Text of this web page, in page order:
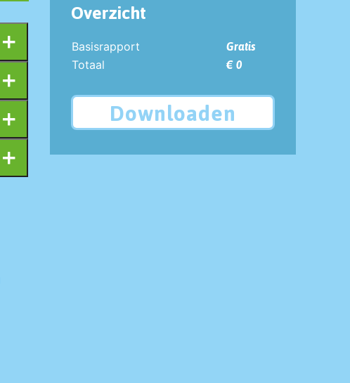
Overzicht
Basisrapport
Gratis
Totaal
€ 0
Downloaden